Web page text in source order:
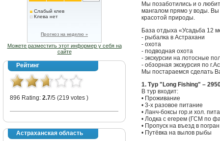
Слабый клев
Клева нет
Прогноз на неделю »
Можете разместить этот информер у себя на
сайте
Рейтинг
896 Rating: 2.7/5 (219 votes )
Астраханская область
Мы позаботились и о
мангалом прямо у воды.
красотой природы.
База отдыха «Усадьба 12
- рыбалка в Астрахани
- охота
- подводная охота
- экскурсии на лотосные
- обзорная экскурсия по
Мы постараемся сделать
1. Тур "Long Fishing" –
В тур входит:
• Проживание
• 3-х разовое питание
• Ланч-боксы гор.и хол.
• Лодка с егерем (ГСМ по
• Пропуск на въезд в
• Путёвка на вылов рыбы